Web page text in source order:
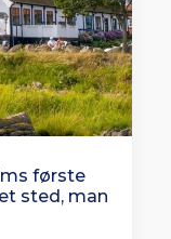
første
sted, man